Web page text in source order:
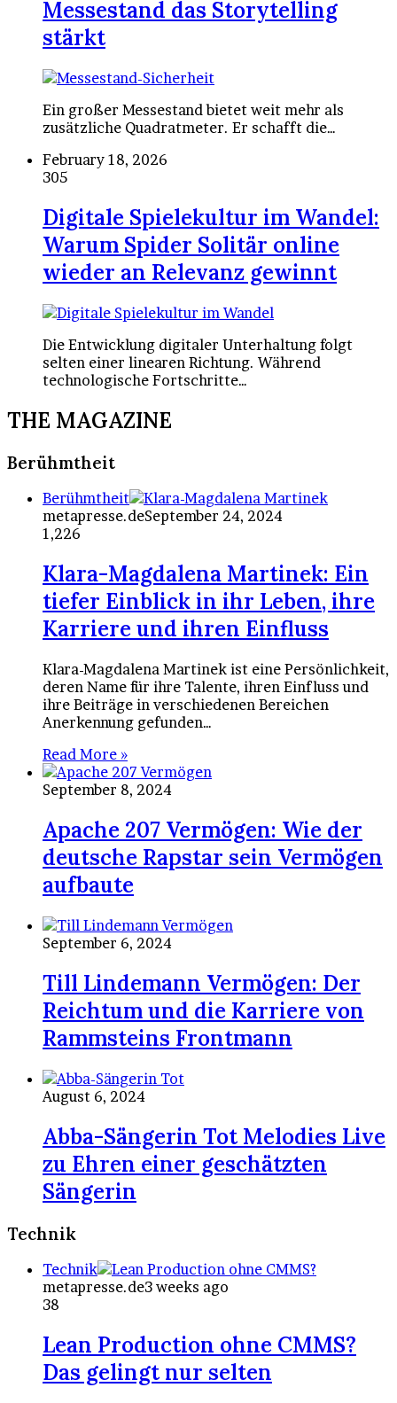
Messestand das Storytelling
stärkt
Ein großer Messestand bietet weit mehr als
zusätzliche Quadratmeter. Er schafft die…
February 18, 2026
305
Digitale Spielekultur im Wandel:
Warum Spider Solitär online
wieder an Relevanz gewinnt
Die Entwicklung digitaler Unterhaltung folgt
selten einer linearen Richtung. Während
technologische Fortschritte…
THE MAGAZINE
Berühmtheit
Berühmtheit
metapresse.deSeptember 24, 2024
1,226
Klara-Magdalena Martinek: Ein
tiefer Einblick in ihr Leben, ihre
Karriere und ihren Einfluss
Klara-Magdalena Martinek ist eine Persönlichkeit,
deren Name für ihre Talente, ihren Einfluss und
ihre Beiträge in verschiedenen Bereichen
Anerkennung gefunden…
Read More »
September 8, 2024
Apache 207 Vermögen: Wie der
deutsche Rapstar sein Vermögen
aufbaute
September 6, 2024
Till Lindemann Vermögen: Der
Reichtum und die Karriere von
Rammsteins Frontmann
August 6, 2024
Abba-Sängerin Tot Melodies Live
zu Ehren einer geschätzten
Sängerin
Technik
Technik
metapresse.de3 weeks ago
38
Lean Production ohne CMMS?
Das gelingt nur selten